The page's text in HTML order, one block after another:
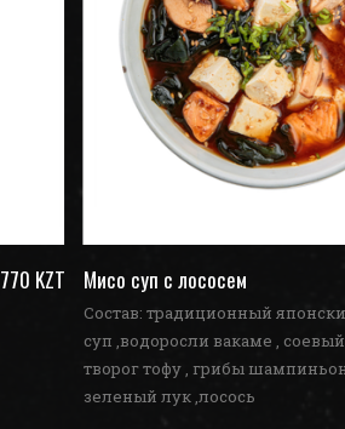
770 KZT Мисо суп с лососем
Состав: традиционный
суп ,водоросли вакаме , соевый
творог тофу , грибы
зеленый лук ,лосось